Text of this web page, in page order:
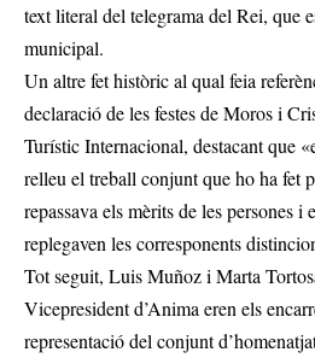
text literal del telegrama del Rei, que
municipal.
Un altre fet històric al qual feia
declaració de les festes de Moros i
Turístic Internacional, destacant que
relleu el treball conjunt que ho ha fet
repassava els mèrits de les persones i
replegaven les corresponents
Tot seguit, Luis Muñoz i Marta
Vicepresident d’Anima eren els
representació del conjunt